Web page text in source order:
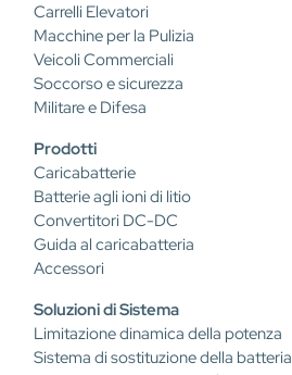
Carrelli Elevatori
Macchine per la Pulizia
Veicoli Commerciali
Soccorso e sicurezza
Militare e Difesa
Prodotti
Caricabatterie
Batterie agli ioni di litio
Convertitori DC-DC
Guida al caricabatteria
Accessori
Soluzioni di Sistema
Limitazione dinamica della potenza
Sistema di sostituzione della batteria